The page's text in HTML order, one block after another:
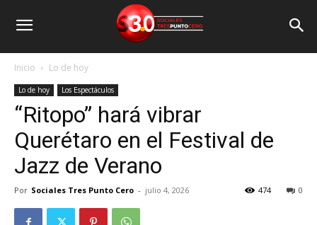
Inicio Lo de hoy
Lo de hoy Los Espectáculos
“Ritopo” hará vibrar
Querétaro en el Festival de
Jazz de Verano
Por Sociales Tres Punto Cero - julio 4, 2026 0
474